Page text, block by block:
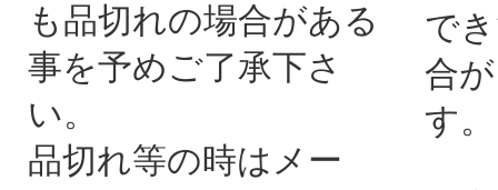
も品切れの場合がある
事を予めご了承下さ
い。
品切れ等の時はメー
で
合
す。